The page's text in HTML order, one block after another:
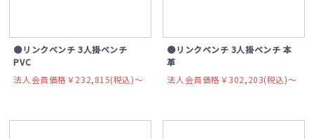
●リンクベンチ 3人掛ベンチ
PVC
法人会員価格￥232,815(税込)〜
●リンクベンチ 3人掛ベンチ 本
革
法人会員価格￥302,203(税込)〜